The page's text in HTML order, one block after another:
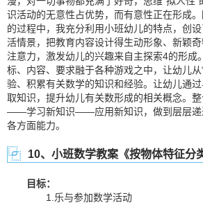
识活动的无意性占优势，而有意性正在形成
的过程中，我充分利用小班幼儿的特点，创
活情景，把教育内容设计得生动形象、新颖
注意力，激发幼儿的兴趣来自主探索4的形成
标、内容、要求融于各种游戏之中，让幼儿从
验、积累有关数学的知识和经验。让幼儿通
取知识，提升幼儿有关数形成的相关概念。
——学习新知识——应用新知识，做到层层递
各方面能力。
10、小班数学教案《按物体特征分
目标：
1.乐与参加数学活动